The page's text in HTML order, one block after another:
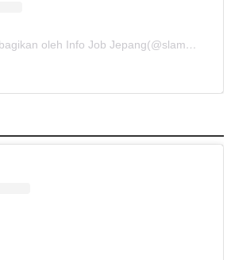
Sebuah kiriman dibagikan oleh Info Job Jepang(@slamet.sushibomber)